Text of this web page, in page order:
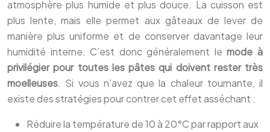
atmosphère plus humide et plus douce. La cuisson est
plus lente, mais elle permet aux gâteaux de lever de
manière plus uniforme et de conserver davantage leur
humidité interne. C’est donc généralement lemode à
privilégier pour toutes les pâtes qui doivent rester très
moelleuses. Si vous n’avez que la chaleur tournante, il
existe des stratégies pour contrer cet effet asséchant :
Réduire la température de 10 à 20°C par rapport aux